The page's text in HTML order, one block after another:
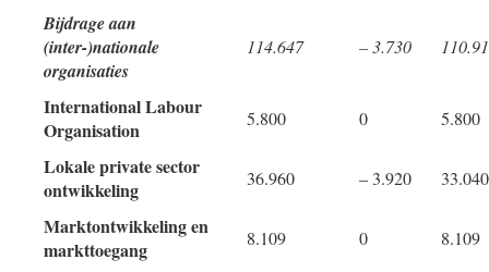
Bijdrage aan
(inter-)nationale
organisaties
114.647 – 3.730
International Labour
Organisation
5.800 0 5.800
Lokale private sector
ontwikkeling
36.960 – 3.920 33.040
Marktontwikkeling en
markttoegang
8.109 0 8.109